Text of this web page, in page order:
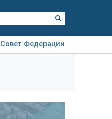
Совет Федерации